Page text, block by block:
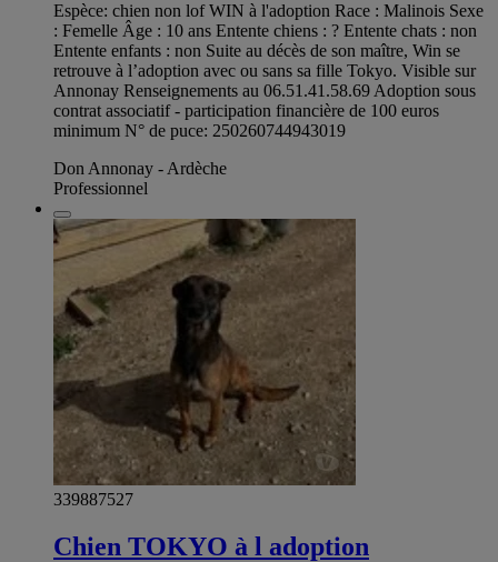
Espèce: chien non lof WIN à l'adoption Race : Malinois Sexe
: Femelle Âge : 10 ans Entente chiens : ? Entente chats : non
Entente enfants : non Suite au décès de son maître, Win se
retrouve à l’adoption avec ou sans sa fille Tokyo. Visible sur
Annonay Renseignements au 06.51.41.58.69 Adoption sous
contrat associatif - participation financière de 100 euros
minimum N° de puce: 250260744943019
Don Annonay - Ardèche
Professionnel
339887527
Chien TOKYO à l adoption